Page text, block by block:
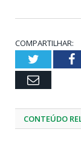
COMPARTILHAR:
Twitter
Email
CONTEÚDO